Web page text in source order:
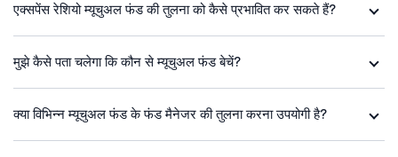
एक्सपेंस रेशियो म्यूचुअल फंड की तुलना को कैसे प्रभावित कर सकते हैं?
मुझे कैसे पता चलेगा कि कौन से म्यूचुअल फंड बेचें?
क्या विभिन्न म्यूचुअल फंड के फंड मैनेजर की तुलना करना उपयोगी है?